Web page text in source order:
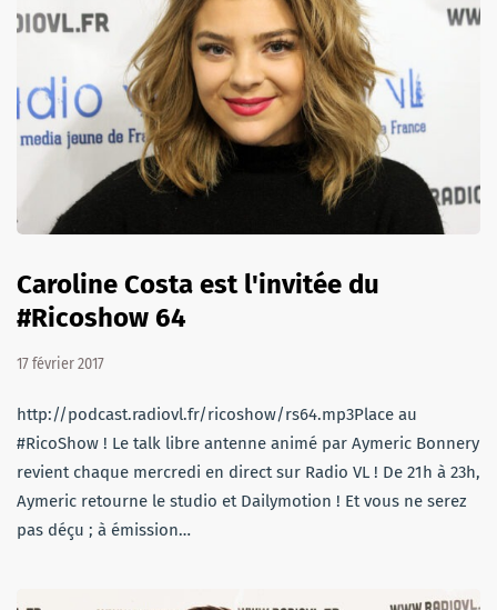
Caroline Costa est l'invitée du
#Ricoshow 64
17 février 2017
http://podcast.radiovl.fr/ricoshow/rs64.mp3Place au
#RicoShow ! Le talk libre antenne animé par Aymeric Bonnery
revient chaque mercredi en direct sur Radio VL ! De 21h à 23h,
Aymeric retourne le studio et Dailymotion ! Et vous ne serez
pas déçu ; à émission…